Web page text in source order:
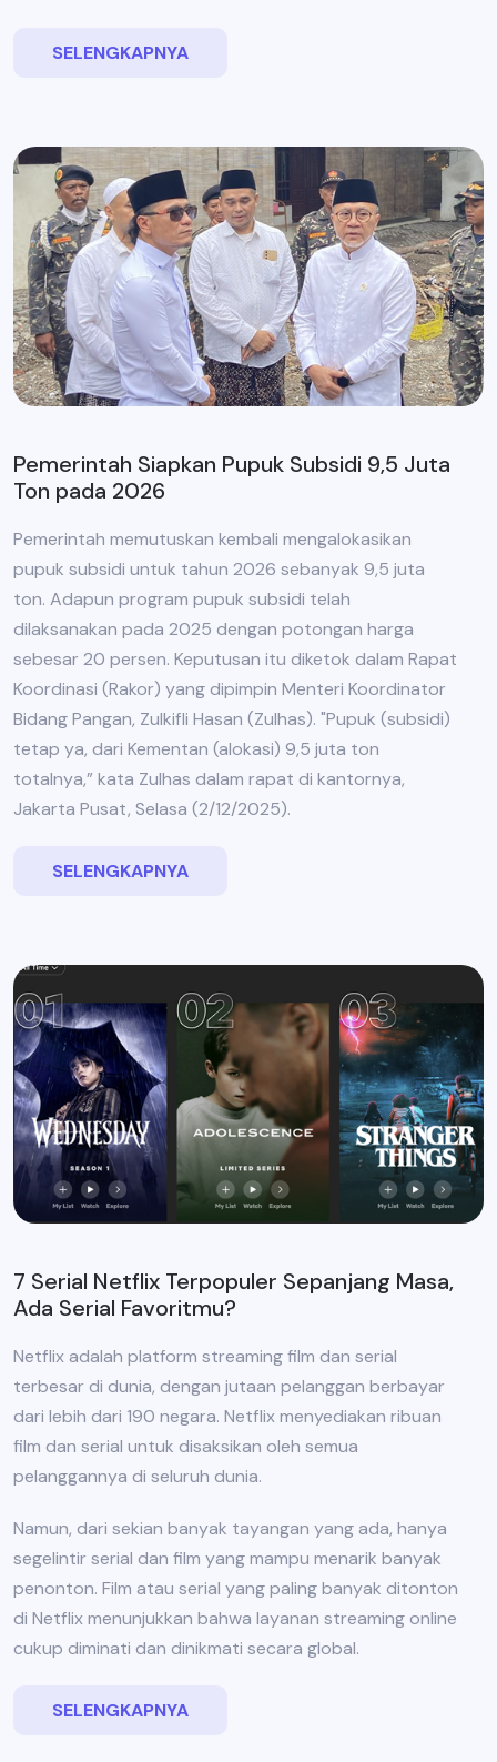
SELENGKAPNYA
Pemerintah Siapkan Pupuk Subsidi 9,5 Juta
Ton pada 2026
Pemerintah memutuskan kembali mengalokasikan
pupuk subsidi untuk tahun 2026 sebanyak 9,5 juta
ton. Adapun program pupuk subsidi telah
dilaksanakan pada 2025 dengan potongan harga
sebesar 20 persen. Keputusan itu diketok dalam Rapat
Koordinasi (Rakor) yang dipimpin Menteri Koordinator
Bidang Pangan, Zulkifli Hasan (Zulhas). "Pupuk (subsidi)
tetap ya, dari Kementan (alokasi) 9,5 juta ton
totalnya,” kata Zulhas dalam rapat di kantornya,
Jakarta Pusat, Selasa (2/12/2025).
SELENGKAPNYA
7 Serial Netflix Terpopuler Sepanjang Masa,
Ada Serial Favoritmu?
Netflix adalah platform streaming film dan serial
terbesar di dunia, dengan jutaan pelanggan berbayar
dari lebih dari 190 negara. Netflix menyediakan ribuan
film dan serial untuk disaksikan oleh semua
pelanggannya di seluruh dunia.
Namun, dari sekian banyak tayangan yang ada, hanya
segelintir serial dan film yang mampu menarik banyak
penonton. Film atau serial yang paling banyak ditonton
di Netflix menunjukkan bahwa layanan streaming online
cukup diminati dan dinikmati secara global.
SELENGKAPNYA